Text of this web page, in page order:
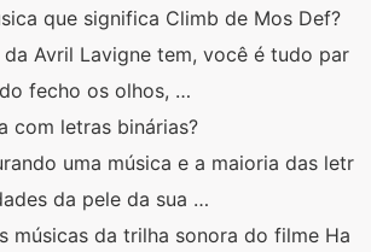
que significa Climb de Mos Def?
da Avril Lavigne tem, você é tudo par
fecho os olhos, …
com letras binárias?
uma música e a maioria das letr
da pele da sua …
músicas da trilha sonora do filme Ha